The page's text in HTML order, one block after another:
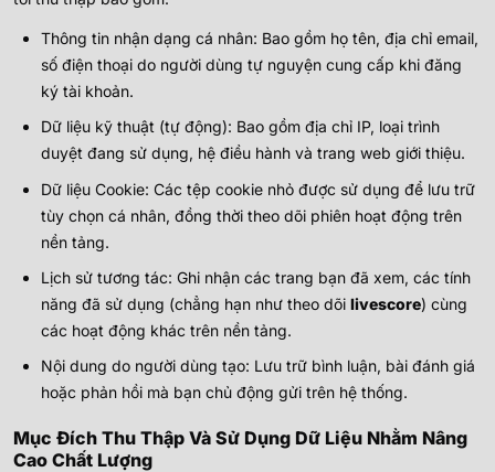
Thông tin nhận dạng cá nhân: Bao gồm họ tên, địa chỉ email,
số điện thoại do người dùng tự nguyện cung cấp khi đăng
ký tài khoản.
Dữ liệu kỹ thuật (tự động): Bao gồm địa chỉ IP, loại trình
duyệt đang sử dụng, hệ điều hành và trang web giới thiệu.
Dữ liệu Cookie: Các tệp cookie nhỏ được sử dụng để lưu trữ
tùy chọn cá nhân, đồng thời theo dõi phiên hoạt động trên
nền tảng.
Lịch sử tương tác: Ghi nhận các trang bạn đã xem, các tính
năng đã sử dụng (chẳng hạn như theo dõi livescore) cùng
các hoạt động khác trên nền tảng.
Nội dung do người dùng tạo: Lưu trữ bình luận, bài đánh giá
hoặc phản hồi mà bạn chủ động gửi trên hệ thống.
Mục Đích Thu Thập Và Sử Dụng Dữ Liệu Nhằm Nâng
Cao Chất Lượng